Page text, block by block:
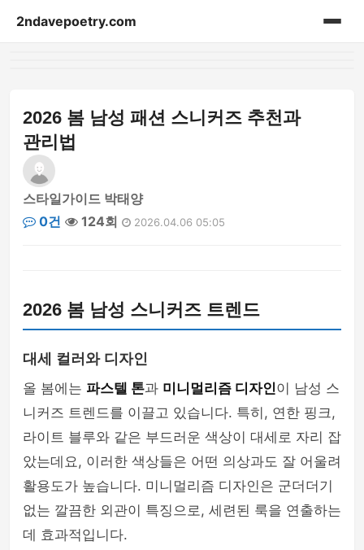
2ndavepoetry.com
bag
beauty
blog-article
hoodie
mens-fashion
2026 봄 남성 패션 스니커즈 추천과
관리법
스타일가이드 박태양
0건
124회 2026.04.06 05:05
2026 봄 남성 스니커즈 트렌드
대세 컬러와 디자인
올 봄에는 파스텔 톤과 미니멀리즘 디자인이 남성 스
니커즈 트렌드를 이끌고 있습니다. 특히, 연한 핑크,
라이트 블루와 같은 부드러운 색상이 대세로 자리 잡
았는데요, 이러한 색상들은 어떤 의상과도 잘 어울려
활용도가 높습니다. 미니멀리즘 디자인은 군더더기
없는 깔끔한 외관이 특징으로, 세련된 룩을 연출하는
데 효과적입니다.